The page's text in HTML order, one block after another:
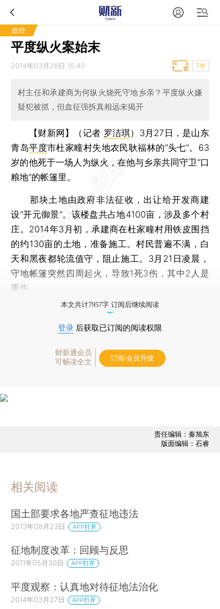
政经
平度纵火案始末
2014年03月28日 15:40 T中
村主任和承建商为何纵火烧死守地乡亲？平度纵火嫌
疑犯被抓，但血征强拆真相远未揭开
【财新网】（记者 罗洁琪） 3月27日，是山东
青岛平度市杜家疃村失地农民耿福林的“头七”。63
岁的他死于一场人为纵火，在他与乡亲共同守卫“口
粮地”的帐篷里。
那块土地由政府非法征收，出让给开发商建
设“开元御景”。该楼盘共占地4100亩，涉及多个村
庄。2014年3月初，承建商在杜家疃村用铁皮围挡
的约130亩的土地，准备施工。村民普遍不满，白
天和黑夜都轮流值守，阻止施工。3月21日凌晨，
守地帐篷突然四周起火，导致1死3伤，其中2人是
重伤。
本文共计7957字 订阅后继续阅读
登录 后获取已订阅的阅读权限
财新通会员
可畅读全文
订阅/会员升级
责任编辑：秦旭东
版面编辑：石睿
相关阅读
国土部要求各地严查征地违法
2013年08月23日 APP打开
征地制度改革：回顾与反思
2011年05月30日 APP打开
平度观察：认真地对待征地法治化
2014年03月27日 APP打开